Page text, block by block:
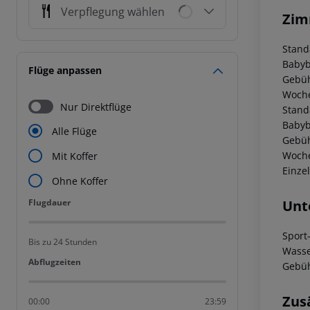
Verpflegung wählen
Flüge anpassen
Nur Direktflüge
Alle Flüge
Mit Koffer
Ohne Koffer
Flugdauer
Flugdauer
Bis zu 24 Stunden
Abflugzeiten
Abflugzeiten
00:00 23:59